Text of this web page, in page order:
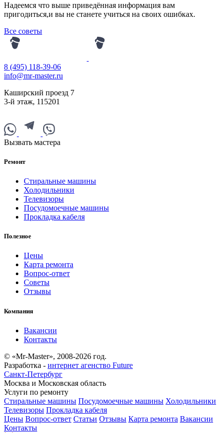
Надеемся что выше приведённая информация вам
пригодиться,и вы не станете учиться на своих ошибках.
Все советы
8 (495) 118-39-06
info@mr-master.ru
Каширский проезд 7
3-й этаж, 115201
Вызвать мастера
Ремонт
Стиральные машины
Холодильники
Телевизоры
Посудомоечные машины
Прокладка кабеля
Полезное
Цены
Карта ремонта
Вопрос-ответ
Советы
Отзывы
Компания
Вакансии
Контакты
© «Mr-Master», 2008-2026 год.
Разработка - интернет агенство Future
Санкт-Петербург
Москва и Московская область
Услуги по ремонту
Стиральные машины Посудомоечные машины Холодильники
Телевизоры Прокладка кабеля
Цены Вопрос-ответ Статьи Отзывы Карта ремонта Вакансии
Контакты